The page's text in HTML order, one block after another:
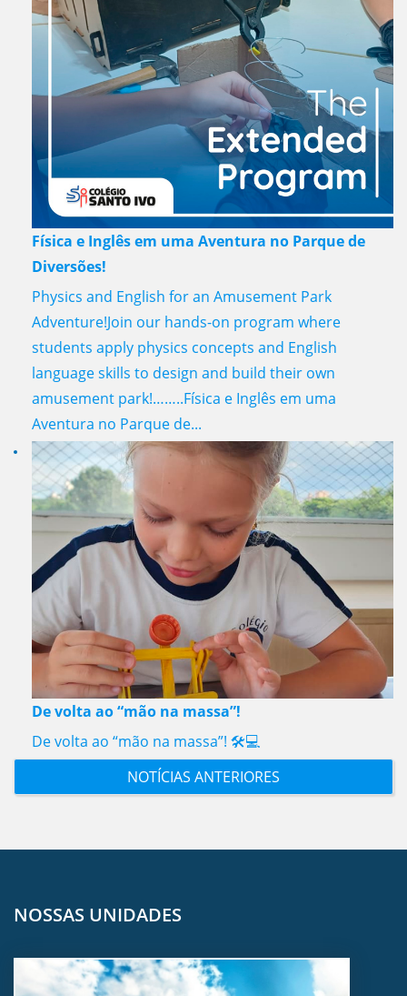
Física e Inglês em uma Aventura no Parque de
Diversões!
Physics and English for an Amusement Park
Adventure!Join our hands-on program where
students apply physics concepts and English
language skills to design and build their own
amusement park!……..Física e Inglês em uma
Aventura no Parque de...
De volta ao “mão na massa”!
De volta ao “mão na massa”! 🛠️💻
NOTÍCIAS ANTERIORES
NOSSAS UNIDADES